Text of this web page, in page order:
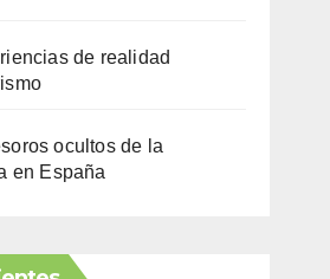
de realidad
ocultos de la
en España